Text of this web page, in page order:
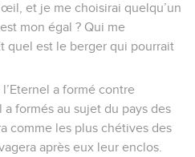
et je me choisirai quelqu’un
mon égal ? Qui me
quel est le berger qui pourrait
a formé contre
a formés au sujet du pays des
comme les plus chétives des
après eux leur enclos.